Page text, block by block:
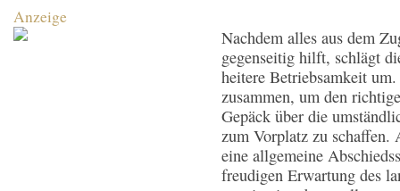
Anzeige
Nachdem alles aus dem
gegenseitig hilft, schlägt
heitere Betriebsamkeit
zusammen, um den
Gepäck über die
zum Vorplatz zu schaffen.
eine allgemeine
freudigen Erwartung des